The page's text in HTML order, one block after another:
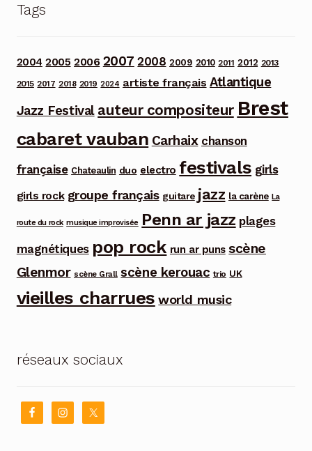
Tags
2004 2005 2006 2007 2008 2009 2010 2011 2012 2013
2015 2017 2018 2019 2024 artiste français Atlantique
Jazz Festival auteur compositeur Brest
cabaret vauban Carhaix chanson
française Chateaulin duo electro festivals girls
girls rock groupe français guitare jazz la carène La
route du rock musique improvisée Penn ar jazz plages
magnétiques pop rock run ar puns scène
Glenmor scène Grall scène kerouac trio UK
vieilles charrues world music
réseaux sociaux